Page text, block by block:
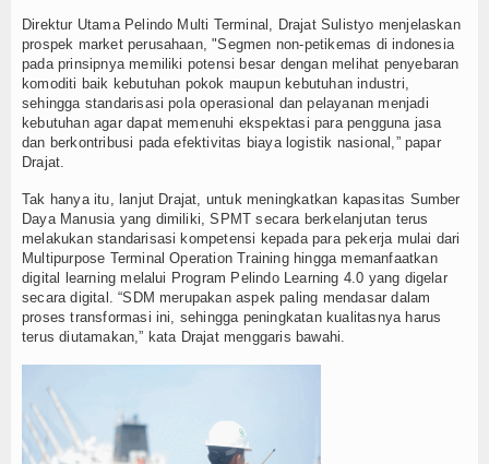
Direktur Utama Pelindo Multi Terminal, Drajat Sulistyo menjelaskan
prospek market perusahaan, "Segmen non-petikemas di indonesia
pada prinsipnya memiliki potensi besar dengan melihat penyebaran
komoditi baik kebutuhan pokok maupun kebutuhan industri,
sehingga standarisasi pola operasional dan pelayanan menjadi
kebutuhan agar dapat memenuhi ekspektasi para pengguna jasa
dan berkontribusi pada efektivitas biaya logistik nasional,” papar
Drajat.
Tak hanya itu, lanjut Drajat, untuk meningkatkan kapasitas Sumber
Daya Manusia yang dimiliki, SPMT secara berkelanjutan terus
melakukan standarisasi kompetensi kepada para pekerja mulai dari
Multipurpose Terminal Operation Training hingga memanfaatkan
digital learning melalui Program Pelindo Learning 4.0 yang digelar
secara digital. “SDM merupakan aspek paling mendasar dalam
proses transformasi ini, sehingga peningkatan kualitasnya harus
terus diutamakan,” kata Drajat menggaris bawahi.